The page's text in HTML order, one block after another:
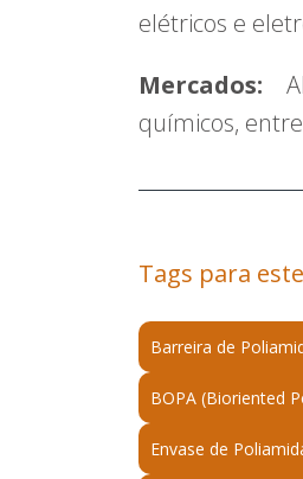
elétricos e
Mercados:
químicos,
Tags para
Barreira de
BOPA (Bioriented
Envase de